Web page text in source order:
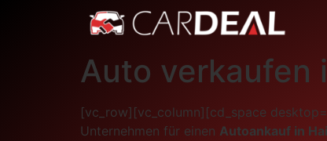
Auto verkaufen
[vc_row][vc_column][cd_space
Unternehmen für einen Autoankauf in